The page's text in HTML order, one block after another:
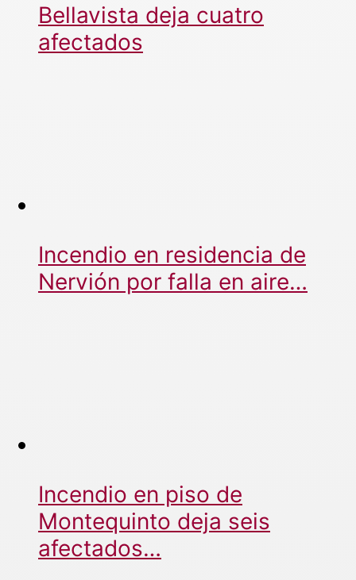
Bellavista deja cuatro
afectados
Incendio en residencia de
Nervión por falla en aire…
Incendio en piso de
Montequinto deja seis
afectados…